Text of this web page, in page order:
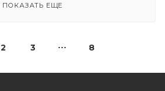
ПОКАЗАТЬ ЕЩЕ
2 3 8